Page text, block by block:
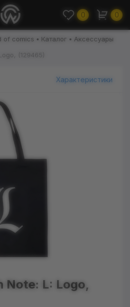
0 0
of comics Каталог
Аксессуары
(129465)
Характеристики
Note: L: Logo,